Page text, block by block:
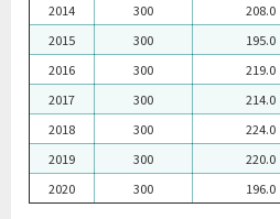
2014
300 208.0
2015
300 195.0
2016
300 219.0
2017
300 214.0
2018
300 224.0
2019
300 220.0
2020
300 196.0